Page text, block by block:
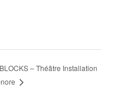
BLOCKS – Théâtre Installation